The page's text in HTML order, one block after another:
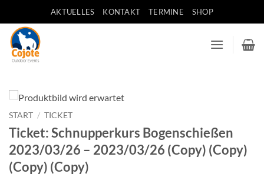
Inhalt
springen
AKTUELLES KONTAKT TERMINE SHOP
START / TICKET
Ticket: Schnupperkurs Bogenschießen
2023/03/26 – 2023/03/26 (Copy) (Copy)
(Copy) (Copy)